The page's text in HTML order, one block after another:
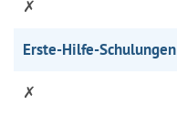
✗
Erste-Hilfe-Schulungen
✗